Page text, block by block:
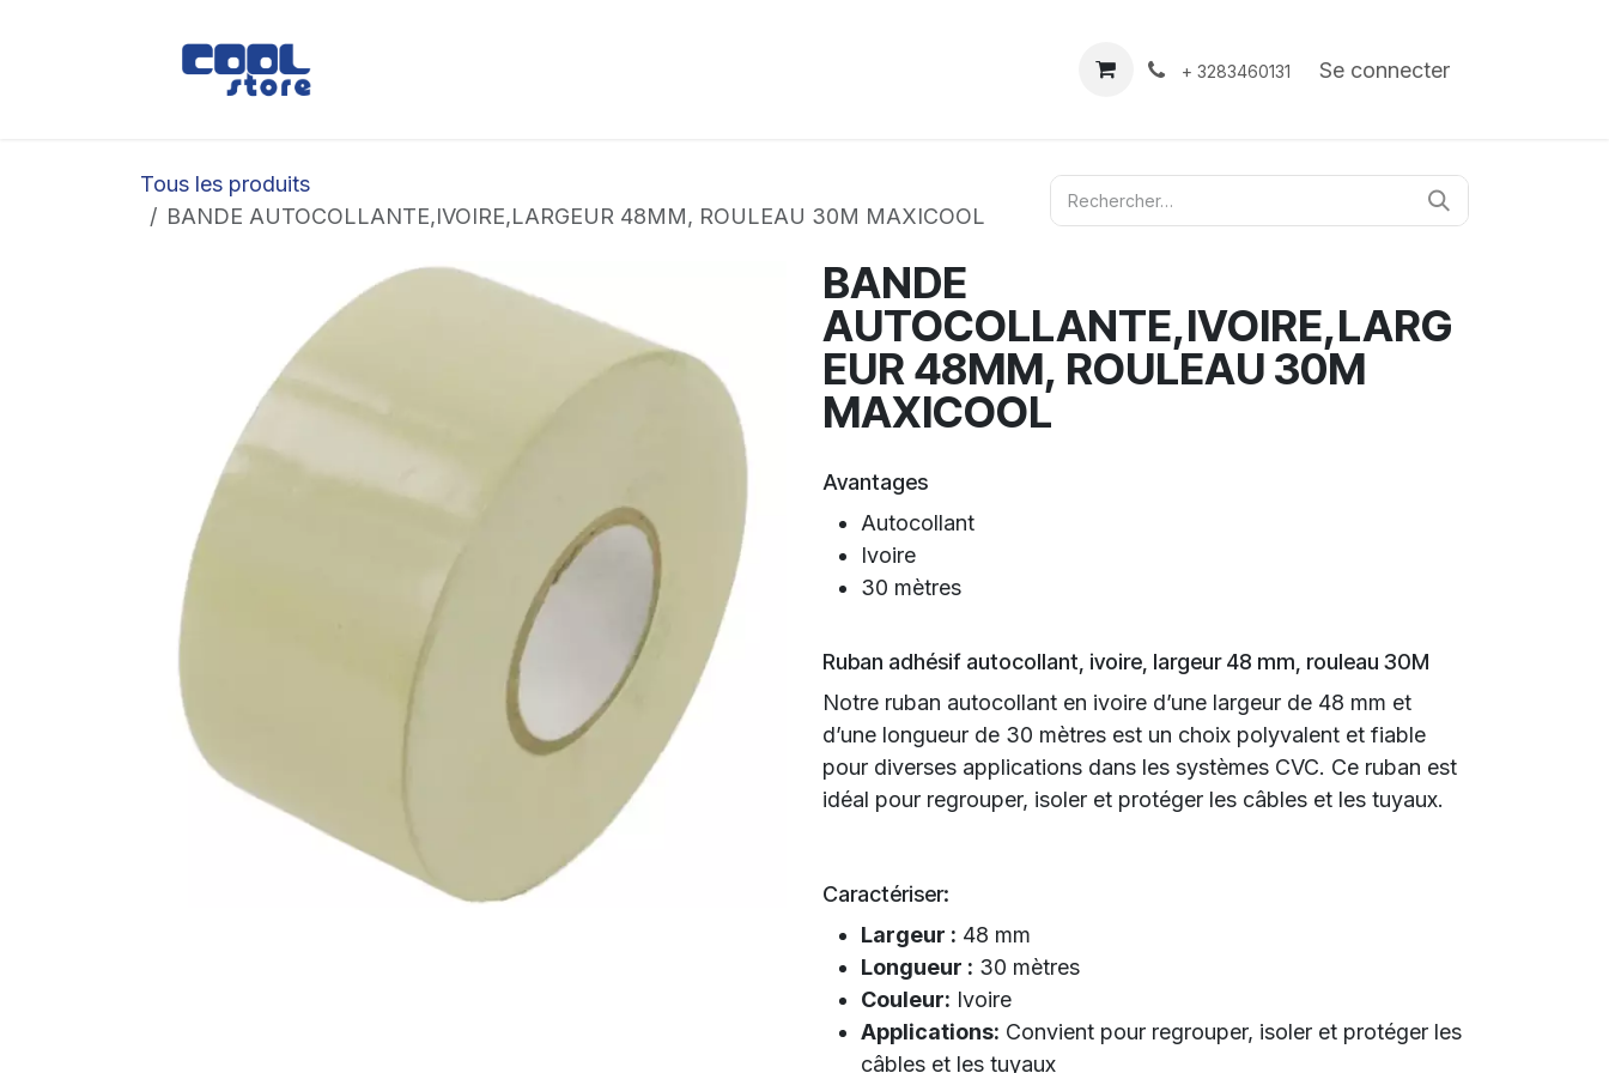
À propos Contact
+ 3283460131 Se connecter
Tous les produits
BANDE AUTOCOLLANTE,IVOIRE,LARGEUR 48MM, ROULEAU 30M MAXICOOL
BANDE
AUTOCOLLANTE,IVOIRE,LARG
EUR 48MM, ROULEAU 30M
MAXICOOL
Avantages
Autocollant
Ivoire
30 mètres
Ruban adhésif autocollant, ivoire, largeur 48 mm, rouleau 30M
Notre ruban autocollant en ivoire d’une largeur de 48 mm et
d’une longueur de 30 mètres est un choix polyvalent et fiable
pour diverses applications dans les systèmes CVC. Ce ruban est
idéal pour regrouper, isoler et protéger les câbles et les tuyaux.
Caractériser:
Largeur : 48 mm
Longueur : 30 mètres
Couleur: Ivoire
Applications: Convient pour regrouper, isoler et protéger les
câbles et les tuyaux